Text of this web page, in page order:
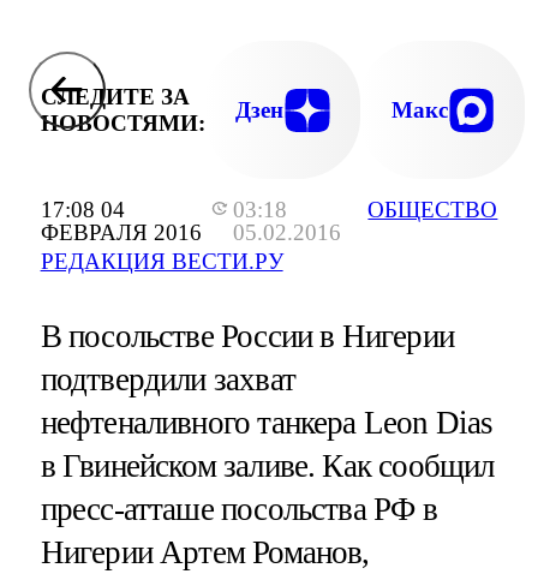
17:08 04
ФЕВРАЛЯ 2016
03:18
05.02.2016
РЕДАКЦИЯ ВЕСТИ.РУ
ОБЩЕСТВО
СЛЕДИТЕ ЗА
НОВОСТЯМИ:
Дзен Макс
В посольстве России в Нигерии
подтвердили захват
нефтеналивного танкера Leon Dias
в Гвинейском заливе. Как сообщил
пресс-атташе посольства РФ в
Нигерии Артем Романов,